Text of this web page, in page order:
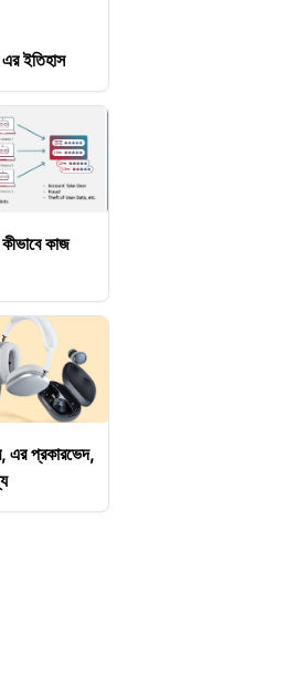
ইতিহাস
কাজ
এর প্রকারভেদ,